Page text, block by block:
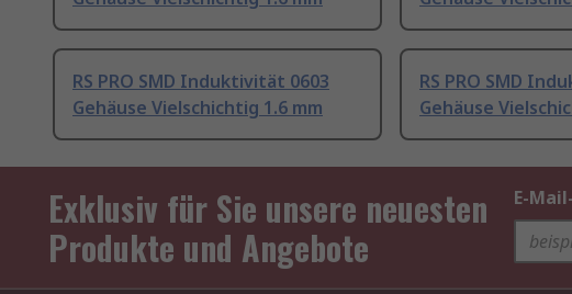
RS PRO SMD Induktivität 0603
Gehäuse Vielschichtig 1.6 mm
RS PRO SMD
Gehäuse
Exklusiv für Sie unsere neuesten
Produkte und Angebote
E-